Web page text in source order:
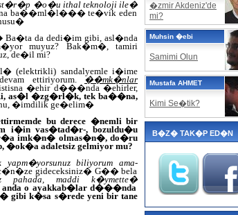
�o�u ithal teknoloji ile�
ba��ml�l��� te�vik eden
Ba�ta da dedi�im gibi, asl�nda
muyuz? Bak�m�, tamiri
de�il mi?
(elektrikli) sandalyemle i�ime
ettiriyorum. ��mk�nlar
�ehir d���nda �ehirler,
as�l �zg�rl�k, tek ba��na,
�imdilik ge�elim�
bu derece �nemli bir
i�in vas�tad�r-, bozuldu�u
imk�n� olmas�n�, do�ru
adaletsiz gelmiyor mu?
yapm�yorsunuz biliyorum ama-
gideceksiniz� G�� bela
pahada, maddi k�ymette�
o ayakkab�lar d���nda
gibi k�sa s�rede yeni bir tane
�zmir Akdeniz'de
mi?
Muhsin �ebi
Samimi Olun
Mustafa AHMET
Kimi Se�tik?
B�Z� TAK�P ED�N